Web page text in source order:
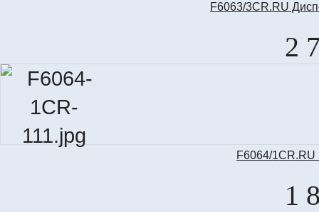
F6063/3CR.RU
2
F6064/1CR.RU
1